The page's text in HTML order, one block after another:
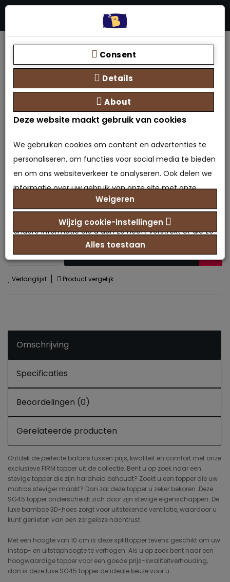
Zoeken
Topper SG45 HARD
0 beoordeling(en)/ Geef beoordeling
Model: TPR-9508881379297
Beschikbaarheid: Op voorraad
Prijs €119,00
Kopen
Verlanglijst Product vergelijk
Omschrijving
Specificaties
Beoordelingen (0)
Gerelateerde producten
Ontdek de perfecte balans tussen prijs, kwaliteit en comfort met onze
exclusieve FIRM topper uit de collectie. Bent u op zoek naar een
stevige topper die zijn hardheid behoudt? Zoekt u een topper die uw
matras steviger maakt? Dan zal deze topper u zeker bekoren. Deze
SG45 topper onderscheidt zich door zijn stevige eigenschappen. De
luxe bamboe 3D-hoes zorgt voor uitstekende ventilatie, waardoor u
kunt genieten van een zorgeloze nachtrust.
Met een hoogte van 10 cm is deze splittopper tevens geschikt om uw
instap- en uitstaphoogte te verhogen. Als u op zoek bent naar een
hoogwaardige topper voor een goede prijs-kwaliteitverhouding,
dan is deze luxe SG45 topper de ideale keuze voor u.
Consent
Details
About
Deze website maakt gebruik van cookies
We gebruiken cookies om content en advertenties te
personaliseren, om functies voor social media te bieden
en om ons websiteverkeer te analyseren. Ook delen we
informatie over uw gebruik van onze site met onze
partners voor social media, adverteren en analyse. Deze
partners kunnen deze gegevens combineren met
andere informatie die u aan ze heeft verstrekt of die ze
hebben verzameld op basis van uw gebruik van hun
services.
Weigeren
Wijzig cookie-instellingen
Alles toestaan